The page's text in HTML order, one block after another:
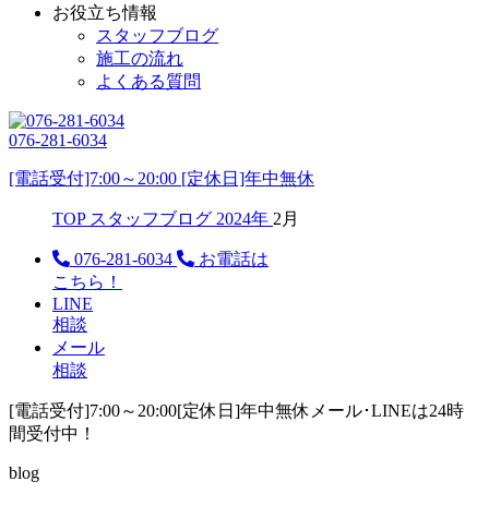
お役立ち情報
スタッフブログ
施工の流れ
よくある質問
076-281-6034
[電話受付]7:00～20:00 [定休日]年中無休
TOP スタッフブログ 2024年 2月
076-281-6034
お電話は
こちら！
LINE
相談
メール
相談
[電話受付]7:00～20:00[定休日]年中無休 メール･LINEは24時
間受付中！
blog